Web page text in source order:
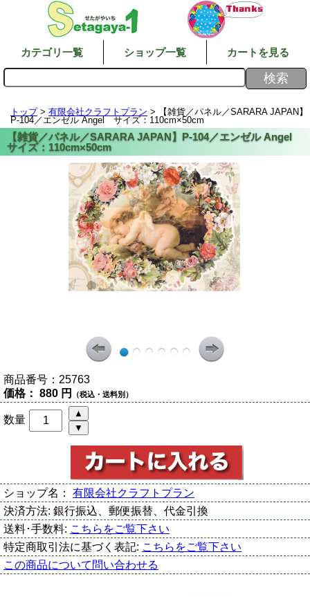
カテゴリ一覧 ショップ一覧 カートを見る
トップ> 有限会社クラフトプラン > 【雑貨／パネル／SARARA JAPAN】
P-104／エンゼル Angel サイズ：110cm×50cm
商品番号： 25763
価格： 880 円 （税込・送料別）
数量
ショップ名： 有限会社クラフトプラン
決済方法: 銀行振込、郵便振替、代金引換
送料･手数料: こちらをご覧下さい
特定商取引法に基づく表記: こちらをご覧下さい
この商品について問い合わせる